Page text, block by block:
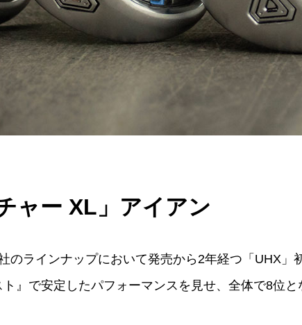
ャー XL」アイアン
のラインナップにおいて発売から2年経つ「UHX」
』で安定したパフォーマンスを見せ、全体で8位